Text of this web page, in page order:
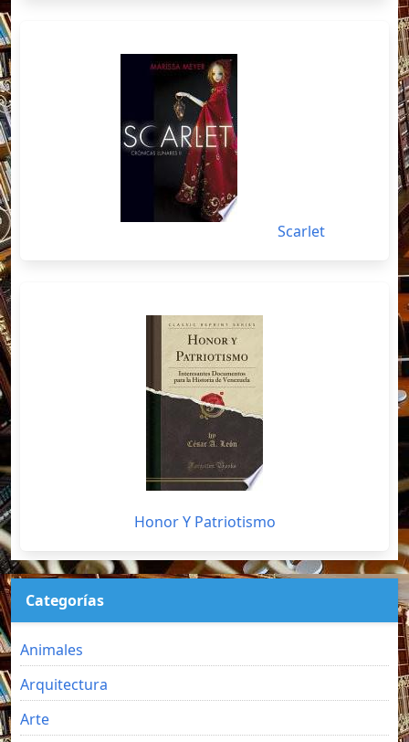
Scarlet
Honor Y Patriotismo
Categorías
Animales
Arquitectura
Arte